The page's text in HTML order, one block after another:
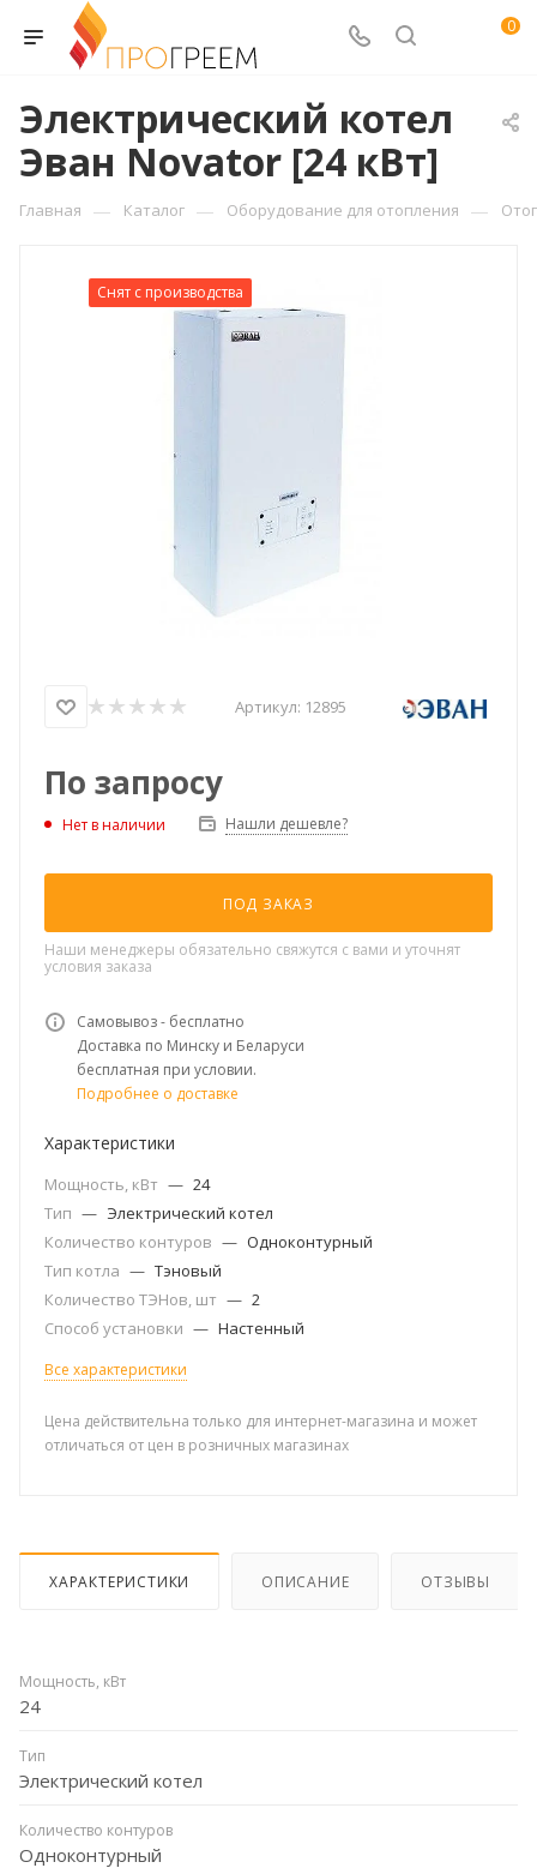
0
Электрический котел
Эван Novator [24 кВт]
Главная — Каталог — Оборудование для отопления —
Снят с производства
Артикул: 12895
По запросу
Нет в наличии Нашли дешевле?
ПОД ЗАКАЗ
Наши менеджеры обязательно свяжутся с вами и уточнят
условия заказа
Самовывоз - бесплатно
Доставка по Минску и Беларуси
бесплатная при условии.
Подробнее о доставке
Характеристики
Мощность, кВт — 24
Тип — Электрический котел
Количество контуров — Одноконтурный
Тип котла — Тэновый
Количество ТЭНов, шт — 2
Способ установки — Настенный
Все характеристики
Цена действительна только для интернет-магазина и может
отличаться от цен в розничных магазинах
ХАРАКТЕРИСТИКИ ОПИСАНИЕ ОТЗЫВЫ
Мощность, кВт
24
Тип
Электрический котел
Количество контуров
Одноконтурный